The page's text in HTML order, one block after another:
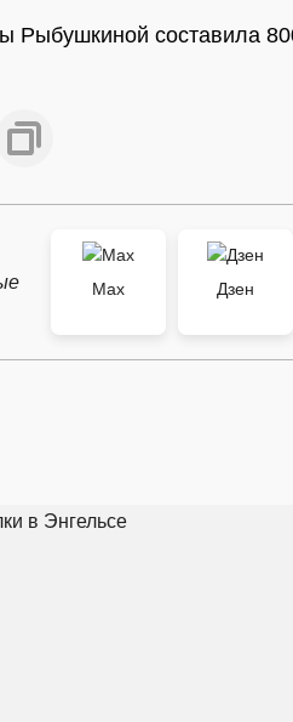
Рыбушкиной составила
Max
Дзен